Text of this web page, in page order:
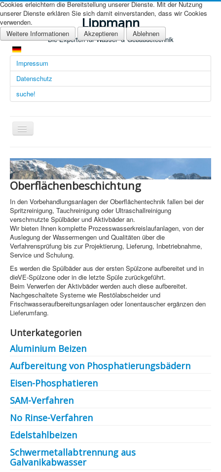
Lippmann
Die Experten für Wasser- & Gebäudetechnik
Impressum
Datenschutz
suche!
Navigation
an/aus
Startseite (Übersicht)
Arbeitsgebiete
Technologien
Information
Produkte & Services
Oberflächenbeschichtung
In den Vorbehandlungsanlagen der Oberflächentechnik fallen bei der
Spritzreinigung, Tauchreinigung oder Ultraschallreinigung
verschmutzte Spülbäder und Aktivbäder an.
Wir bieten Ihnen komplette Prozesswasserkreislaufanlagen, von der
Auslegung der Wassermengen und Qualitäten über die
Verfahrensprüfung bis zur Projektierung, Lieferung, Inbetriebnahme,
Service und Schulung.
Es werden die Spülbäder aus der ersten Spülzone aufbereitet und in
dieVE-Spülzone oder in die letzte Spüle zurückgeführt.
Beim Verwerfen der Aktivbäder werden auch diese aufbereitet.
Nachgeschaltete Systeme wie Restölabscheider und
Frischwasseraufbereitungsanlagen oder Ionentauscher ergänzen den
Lieferumfang.
Unterkategorien
Aluminium Beizen
Aufbereitung von Phosphatierungsbädern
Eisen-Phosphatieren
SAM-Verfahren
No Rinse-Verfahren
Edelstahlbeizen
Schwermetallabtrennung aus
Galvanikabwasser
Cookies erleichtern die Bereitstellung unserer Dienste. Mit der Nutzung
unserer Dienste erklären Sie sich damit einverstanden, dass wir Cookies
verwenden.
Weitere Informationen
Akzeptieren Ablehnen